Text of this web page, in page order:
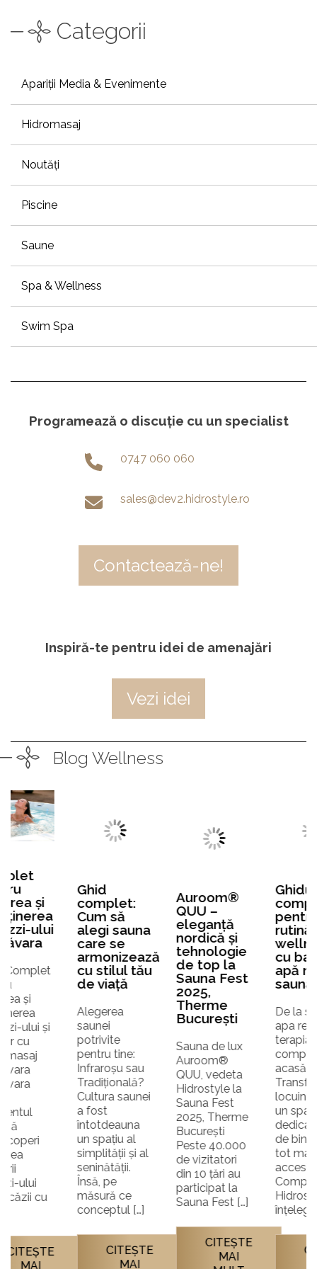
Categorii
Apariții Media & Evenimente
Hidromasaj
Noutăți
Piscine
Saune
Spa & Wellness
Swim Spa
Programează o discuție cu un specialist
0747 060 060
sales@dev2.hidrostyle.ro
Contactează-ne!
Inspiră-te pentru idei de amenajări
Vezi idei
Blog Wellness
Ghid
complet:
Cum să
alegi sauna
care se
armonizează
cu stilul tău
de viață
Alegerea
saunei
potrivite
pentru tine:
Infraroșu sau
Tradițională?
Cultura saunei
întotdeauna
un spațiu al
simplității și al
seninătății.
măsură ce
conceptul […]
CITEŞTE
QUU –
eleganță
nordică și
tehnologie
de top la
Sauna Fest
2025,
Therme
București
QUU, vedeta
Hidrostyle la
Sauna Fest
2025, Therme
Peste 40.000
de vizitatori
din 10 țări au
participat la
Sauna Fest […]
CITEŞTE
complet
pentru o
rutină de
wellness
cu bazin de
apă rece și
saună
apa rece –
terapia
completă
acasă
Transformarea
locuinței într-
un spațiu
dedicat stării
de bine este
tot mai
accesibilă.
Compania
Hidrostyle
înțelege […]
CITEŞTE